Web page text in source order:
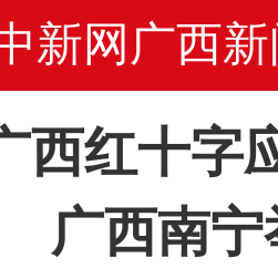
新网广西新
西红十字
广西南